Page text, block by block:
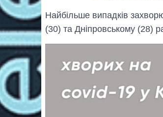
Найбільше випадків
(30) та Дніпровському (28)